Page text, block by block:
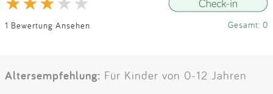
1 Bewertung Ansehen Gesamt: 0
Altersempfehlung: Für Kinder von 0-12 Jahren